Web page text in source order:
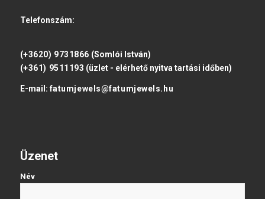
Telefonszám:
(+3620) 9731866 (Somlói István)
(+361) 9511193 (üzlet - elérhető nyitva tartási időben)
E-mail: fatumjewels@fatumjewels.hu
Üzenet
Név